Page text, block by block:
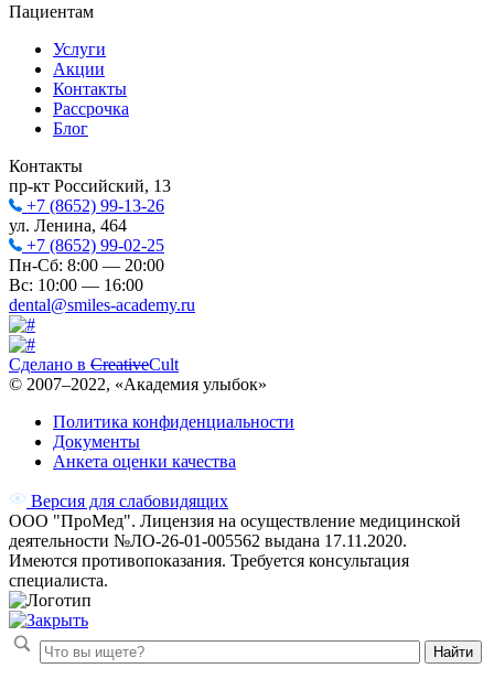
Пациентам
Услуги
Акции
Контакты
Рассрочка
Блог
Контакты
пр-кт Российский, 13
+7 (8652) 99-13-26
ул. Ленина, 464
+7 (8652) 99-02-25
Пн-Сб: 8:00 — 20:00
Вс: 10:00 — 16:00
dental@smiles-academy.ru
Сделано в CreativeCult
© 2007–2022, «Академия улыбок»
Политика конфиденциальности
Документы
Анкета оценки качества
Версия для слабовидящих
ООО "ПроМед". Лицензия на осуществление медицинской
деятельности №ЛО-26-01-005562 выдана 17.11.2020.
Имеются противопоказания. Требуется консультация
специалиста.
Найти